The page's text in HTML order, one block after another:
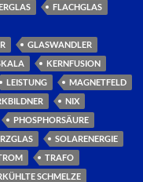
FLACHGLAS
GLASWANDLER
KERNFUSION
LEISTUNG
MAGNETFELD
NIX
PHOSPHORSÄURE
SOLARENERGIE
TRAFO
SCHMELZE